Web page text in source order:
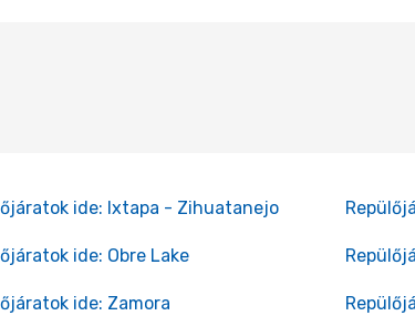
ide: Ixtapa - Zihuatanejo
ide: Obre Lake
ide: Zamora